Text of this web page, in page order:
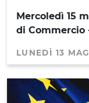
Mercoledì 15
di Commercio
LUNEDÌ 13